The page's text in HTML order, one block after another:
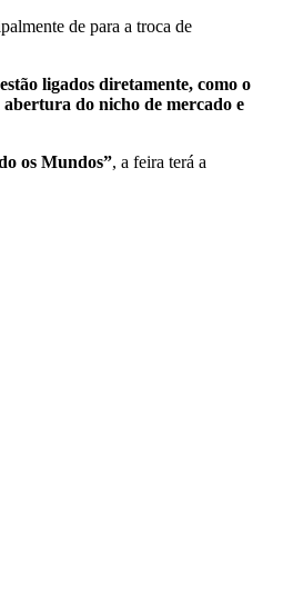
de para a troca de
ligados diretamente, como o
do nicho de mercado e
os Mundos”, a feira terá a